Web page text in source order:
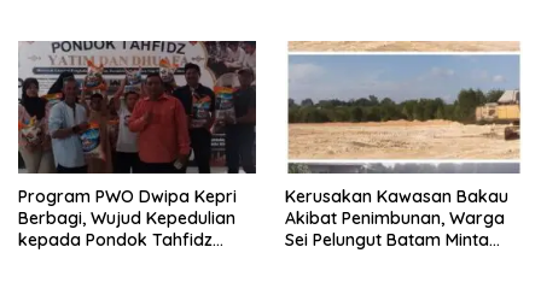
Program PWO Dwipa Kepri
Berbagi, Wujud Kepedulian
kepada Pondok Tahfidz
Kerusakan Kawasan Bakau
Akibat Penimbunan, Warga
Sei Pelungut Batam Minta